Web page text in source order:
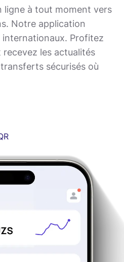
ligne à tout moment vers
Notre application
Profitez
les actualités
sécurisés où